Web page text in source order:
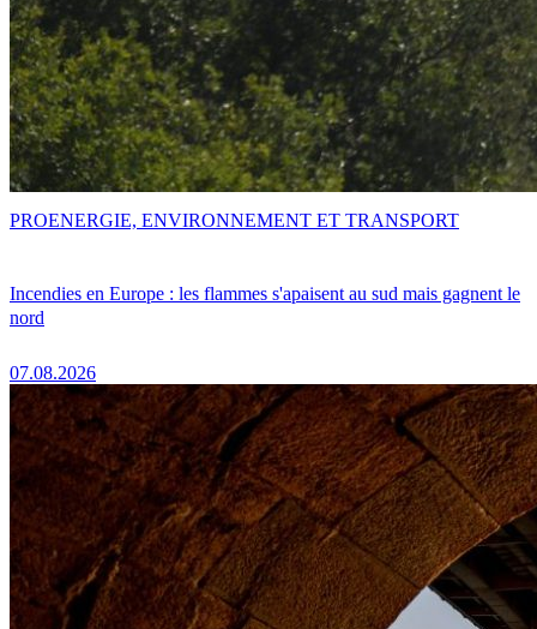
Incendies en Europe : les flammes s'apaisent au sud mais gagnent le
nord
07.08.2026
PROENERGIE, ENVIRONNEMENT ET TRANSPORT